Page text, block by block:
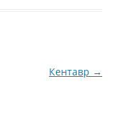
Кентавр →